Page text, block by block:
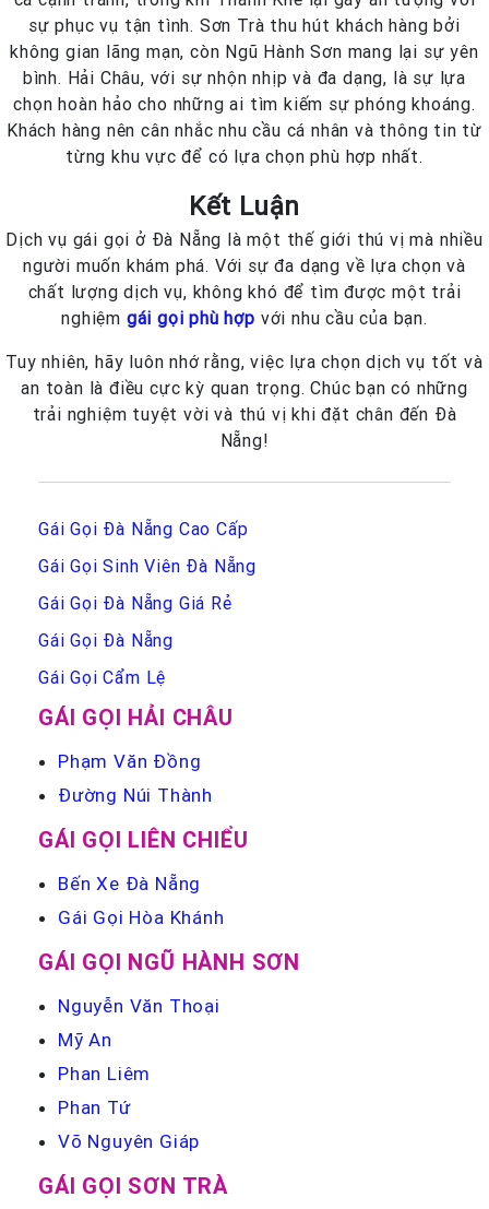
sự phục vụ tận tình. Sơn Trà thu hút khách hàng bởi
không gian lãng mạn, còn Ngũ Hành Sơn mang lại sự yên
bình. Hải Châu, với sự nhộn nhịp và đa dạng, là sự lựa
chọn hoàn hảo cho những ai tìm kiếm sự phóng khoáng.
Khách hàng nên cân nhắc nhu cầu cá nhân và thông tin từ
từng khu vực để có lựa chọn phù hợp nhất.
Kết Luận
Dịch vụ gái gọi ở Đà Nẵng là một thế giới thú vị mà nhiều
người muốn khám phá. Với sự đa dạng về lựa chọn và
chất lượng dịch vụ, không khó để tìm được một trải
nghiệm gái gọi phù hợp với nhu cầu của bạn.
Tuy nhiên, hãy luôn nhớ rằng, việc lựa chọn dịch vụ tốt và
an toàn là điều cực kỳ quan trọng. Chúc bạn có những
trải nghiệm tuyệt vời và thú vị khi đặt chân đến Đà
Nẵng!
Gái Gọi Đà Nẵng Cao Cấp
Gái Gọi Sinh Viên Đà Nẵng
Gái Gọi Đà Nẵng Giá Rẻ
Gái Gọi Đà Nẵng
Gái Gọi Cẩm Lệ
GÁI GỌI HẢI CHÂU
Phạm Văn Đồng
Đường Núi Thành
GÁI GỌI LIÊN CHIỂU
Bến Xe Đà Nẵng
Gái Gọi Hòa Khánh
GÁI GỌI NGŨ HÀNH SƠN
Nguyễn Văn Thoại
Mỹ An
Phan Liêm
Phan Tứ
Võ Nguyên Giáp
GÁI GỌI SƠN TRÀ